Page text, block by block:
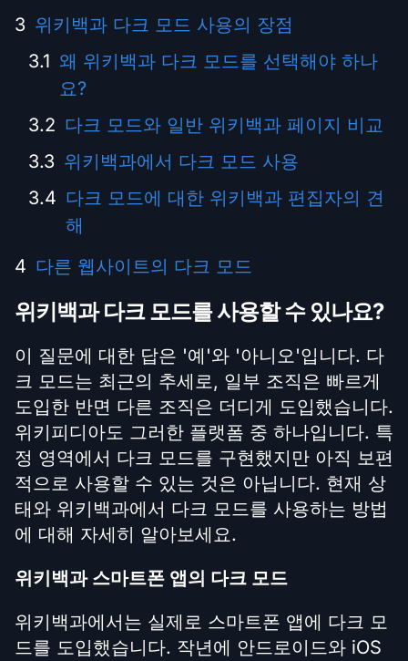
위키백과 다크 모드 사용의 장점
왜 위키백과 다크 모드를 선택해야 하나
요?
다크 모드와 일반 위키백과 페이지 비교
위키백과에서 다크 모드 사용
다크 모드에 대한 위키백과 편집자의 견
해
다른 웹사이트의 다크 모드
위키백과 다크 모드를 사용할 수 있나요?
이 질문에 대한 답은 '예'와 '아니오'입니다. 다
크 모드는 최근의 추세로, 일부 조직은 빠르게
도입한 반면 다른 조직은 더디게 도입했습니다.
위키피디아도 그러한 플랫폼 중 하나입니다. 특
정 영역에서 다크 모드를 구현했지만 아직 보편
적으로 사용할 수 있는 것은 아닙니다. 현재 상
태와 위키백과에서 다크 모드를 사용하는 방법
에 대해 자세히 알아보세요.
위키백과 스마트폰 앱의 다크 모드
위키백과에서는 실제로 스마트폰 앱에 다크 모
드를 도입했습니다. 작년에 안드로이드와 iOS